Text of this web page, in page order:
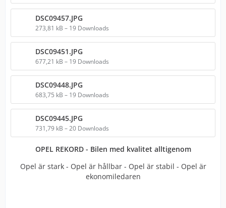
DSC09457.JPG
273,81 kB – 19 Downloads
DSC09451.JPG
677,21 kB – 19 Downloads
DSC09448.JPG
683,75 kB – 19 Downloads
DSC09445.JPG
731,79 kB – 20 Downloads
OPEL REKORD - Bilen med kvalitet alltigenom
Opel är stark - Opel är hållbar - Opel är stabil - Opel är
ekonomiledaren